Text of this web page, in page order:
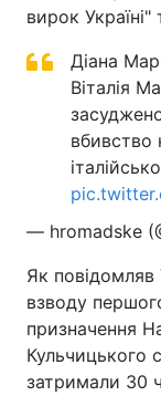
вирок Україні"
Діана
Віталія
вбивство
— hromadske
Як
взводу
призначення
Кульчицького
затримали 30